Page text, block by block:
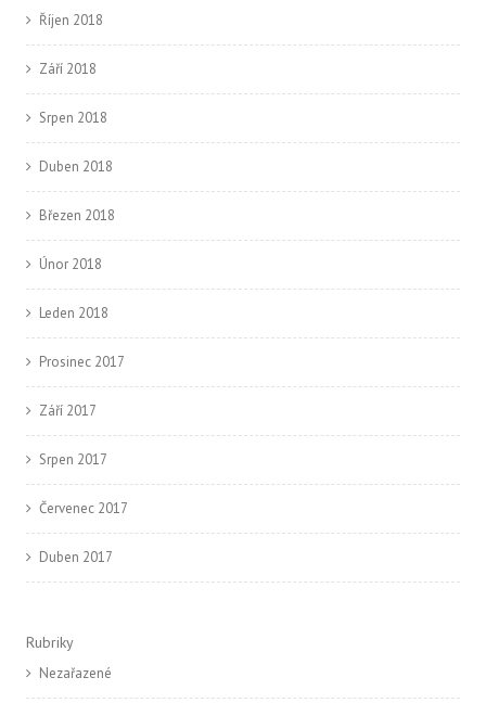
Říjen 2018
Září 2018
Srpen 2018
Duben 2018
Březen 2018
Únor 2018
Leden 2018
Prosinec 2017
Září 2017
Srpen 2017
Červenec 2017
Duben 2017
Rubriky
Nezařazené